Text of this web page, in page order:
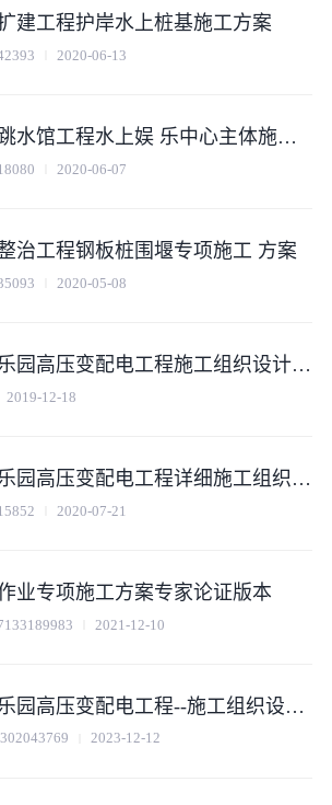
建工程护岸水上桩基施工方案
2020-06-13
深圳游泳跳水馆工程水上娱 乐中心主体施工方案.
2020-06-07
治工程钢板桩围堰专项施工 方案
2020-05-08
威夷水上乐园高压变配电工程施工组织设计方案
2019-12-18
威夷水上乐园高压变配电工程详细施工组织设计方案
2020-07-21
业专项施工方案专家论证版本
2021-12-10
威夷水上乐园高压变配电工程--施工组织设计方案.pdf
2023-12-12